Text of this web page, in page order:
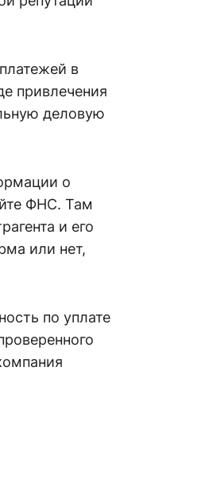
в
привлечения
деловую
о
ФНС. Там
и его
или нет,
по уплате